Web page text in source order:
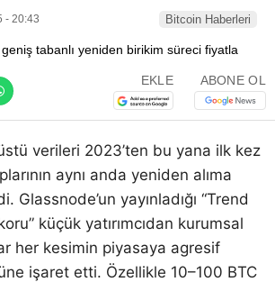
- 20:43 Bitcoin Haberleri
EKLE ABONE OL
verileri 2023’ten bu yana ilk kez
aynı anda yeniden alıma
Glassnode’un yayınladığı “Trend
küçük yatırımcıdan kurumsal
her kesimin piyasaya agresif
işaret etti. Özellikle 10–100 BTC